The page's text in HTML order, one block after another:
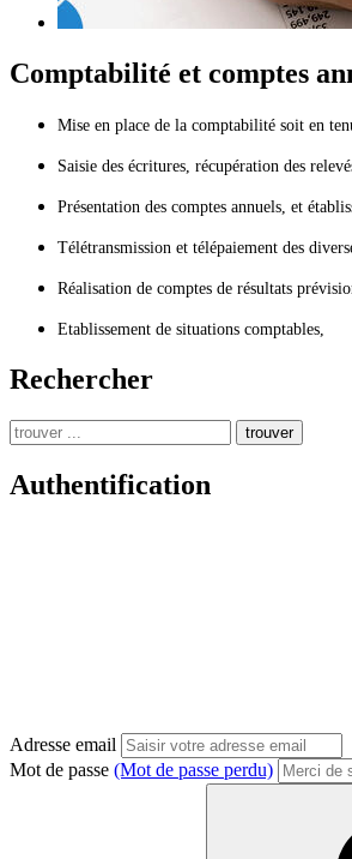
Comptabilité et comptes
Mise en place de la comptabilité soit en
Saisie des écritures, récupération des
Présentation des comptes annuels, et
Télétransmission et télépaiement des
Réalisation de comptes de résultats
Etablissement de situations comptables,
Rechercher
trouver
Authentification
Adresse email
Mot de passe (Mot de passe perdu)